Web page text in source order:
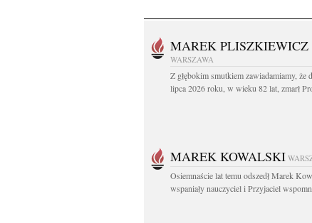
MAREK PLISZKIEWICZ
WARSZAWA
Z głębokim smutkiem zawiadamiamy, że
lipca 2026 roku, w wieku 82 lat, zmarł
MAREK KOWALSKI
Osiemnaście lat temu odszedł Marek
wspaniały nauczyciel i Przyjaciel